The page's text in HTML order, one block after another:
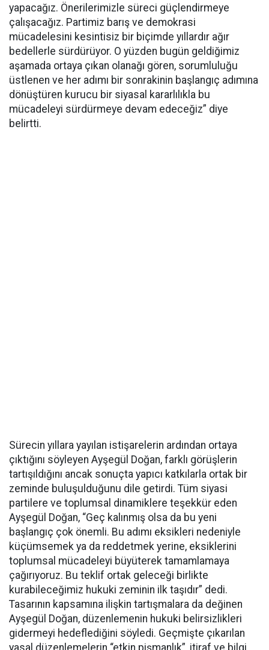
yapacağız. Önerilerimizle süreci güçlendirmeye
çalışacağız. Partimiz barış ve demokrasi
mücadelesini kesintisiz bir biçimde yıllardır ağır
bedellerle sürdürüyor. O yüzden bugün geldiğimiz
aşamada ortaya çıkan olanağı gören, sorumluluğu
üstlenen ve her adımı bir sonrakinin başlangıç adımına
dönüştüren kurucu bir siyasal kararlılıkla bu
mücadeleyi sürdürmeye devam edeceğiz” diye
belirtti.
Sürecin yıllara yayılan istişarelerin ardından ortaya
çıktığını söyleyen Ayşegül Doğan, farklı görüşlerin
tartışıldığını ancak sonuçta yapıcı katkılarla ortak bir
zeminde buluşulduğunu dile getirdi. Tüm siyasi
partilere ve toplumsal dinamiklere teşekkür eden
Ayşegül Doğan, “Geç kalınmış olsa da bu yeni
başlangıç çok önemli. Bu adımı eksikleri nedeniyle
küçümsemek ya da reddetmek yerine, eksiklerini
toplumsal mücadeleyi büyüterek tamamlamaya
çağırıyoruz. Bu teklif ortak geleceği birlikte
kurabileceğimiz hukuki zeminin ilk taşıdır” dedi.
Tasarının kapsamına ilişkin tartışmalara da değinen
Ayşegül Doğan, düzenlemenin hukuki belirsizlikleri
gidermeyi hedeflediğini söyledi. Geçmişte çıkarılan
yasal düzenlemelerin “etkin pişmanlık”, itiraf ve bilgi